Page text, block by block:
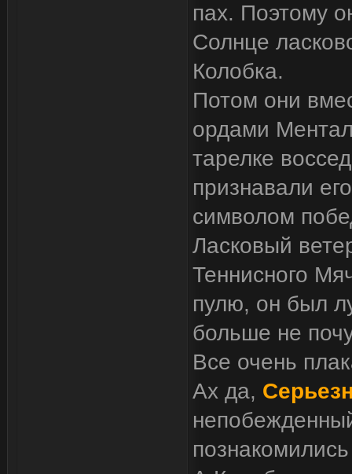
пах. Поэтому
Солнце
Колобка.
Потом они
ордами
тарелке
признавали
символом
Ласковый
Теннисного
пулю, он был
больше не
Все очень
Ах да,